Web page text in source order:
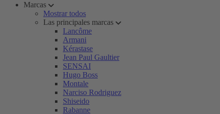
Marcas
Mostrar todos
Las principales marcas
Lancôme
Armani
Kérastase
Jean Paul Gaultier
SENSAI
Hugo Boss
Montale
Narciso Rodriguez
Shiseido
Rabanne